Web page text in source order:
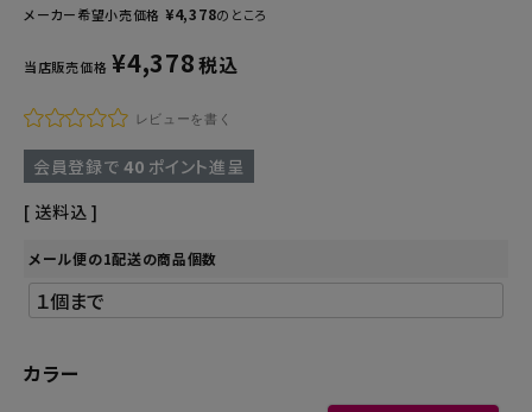
メーカー希望小売価格 ¥4,378のところ
当店販売価格 ¥4,378税込
レビューを書く
会員登録で 40 ポイント進呈
送料込
メール便の1配送の商品個数
カラー